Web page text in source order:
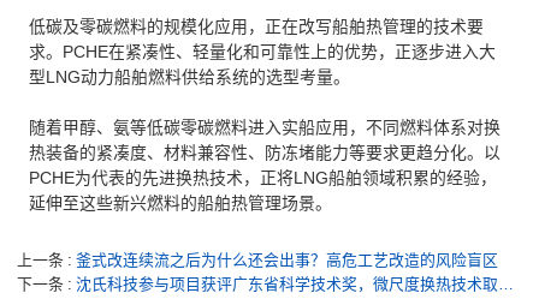
低碳及零碳燃料的规模化应用，正在改写船舶热管理的技术要
求。PCHE在紧凑性、轻量化和可靠性上的优势，正逐步进入大
型LNG动力船舶燃料供给系统的选型考量。
随着甲醇、氨等低碳零碳燃料进入实船应用，不同燃料体系对换
热装备的紧凑度、材料兼容性、防冻堵能力等要求更趋分化。以
PCHE为代表的先进换热技术，正将LNG船舶领域积累的经验，
延伸至这些新兴燃料的船舶热管理场景。
上一条
釜式改连续流之后为什么还会出事？高危工艺改造的风险盲区
下一条